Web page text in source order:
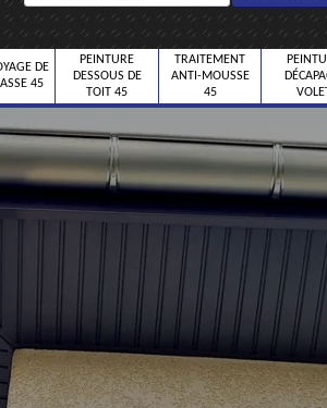
DE
45
PEINTURE
DESSOUS DE
TOIT 45
TRAITEMENT
ANTI-MOUSSE
45